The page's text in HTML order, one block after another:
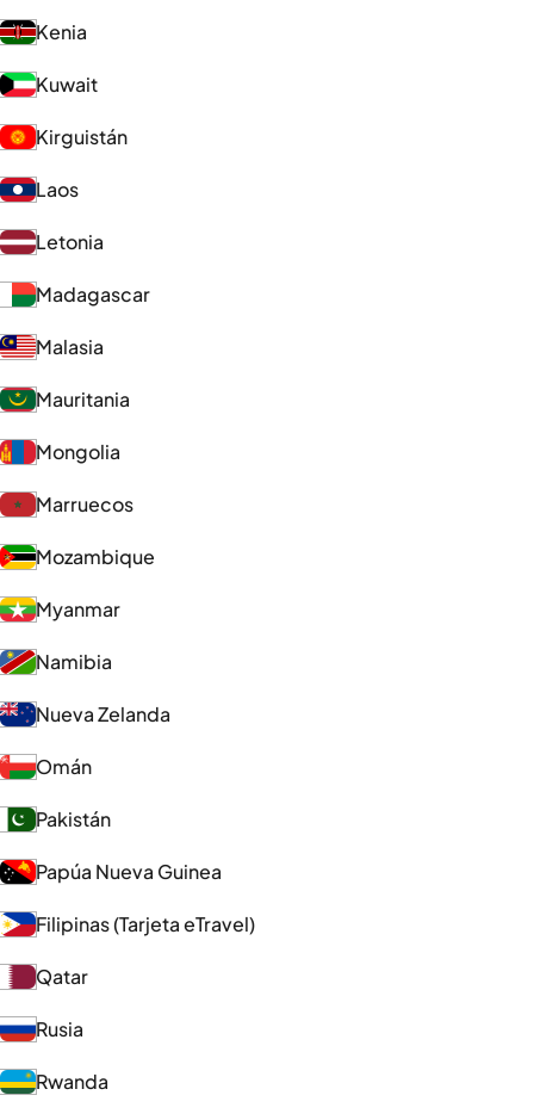
Kenia
Kuwait
Kirguistán
Laos
Letonia
Madagascar
Malasia
Mauritania
Mongolia
Marruecos
Mozambique
Myanmar
Namibia
Nueva Zelanda
Omán
Pakistán
Papúa Nueva Guinea
Filipinas (Tarjeta eTravel)
Qatar
Rusia
Rwanda